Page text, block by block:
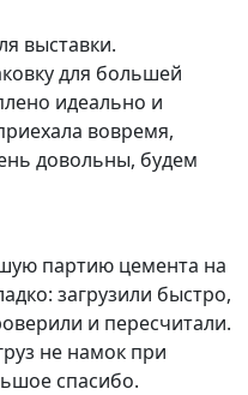
выставки.
для большей
идеально и
вовремя,
довольны, будем
партию цемента на
загрузили быстро,
и пересчитали.
не намок при
спасибо.